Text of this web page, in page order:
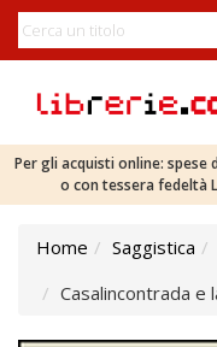
Per gli acquisti online: spese
o con tessera fedeltà
Home Saggistica
Casalincontrada e